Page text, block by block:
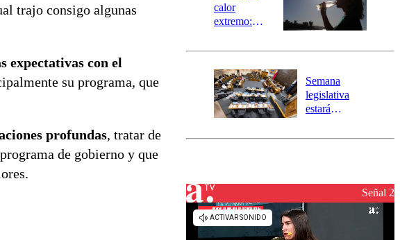
trajo consigo algunas
expectativas con el
su programa, que
profundas, tratar de
de gobierno y que
calor
extremo:
activa Alerta
Preventiva en
tres comunas
Semana
legislativa
estará
el fin de la
reconstrucciónSeñal 2